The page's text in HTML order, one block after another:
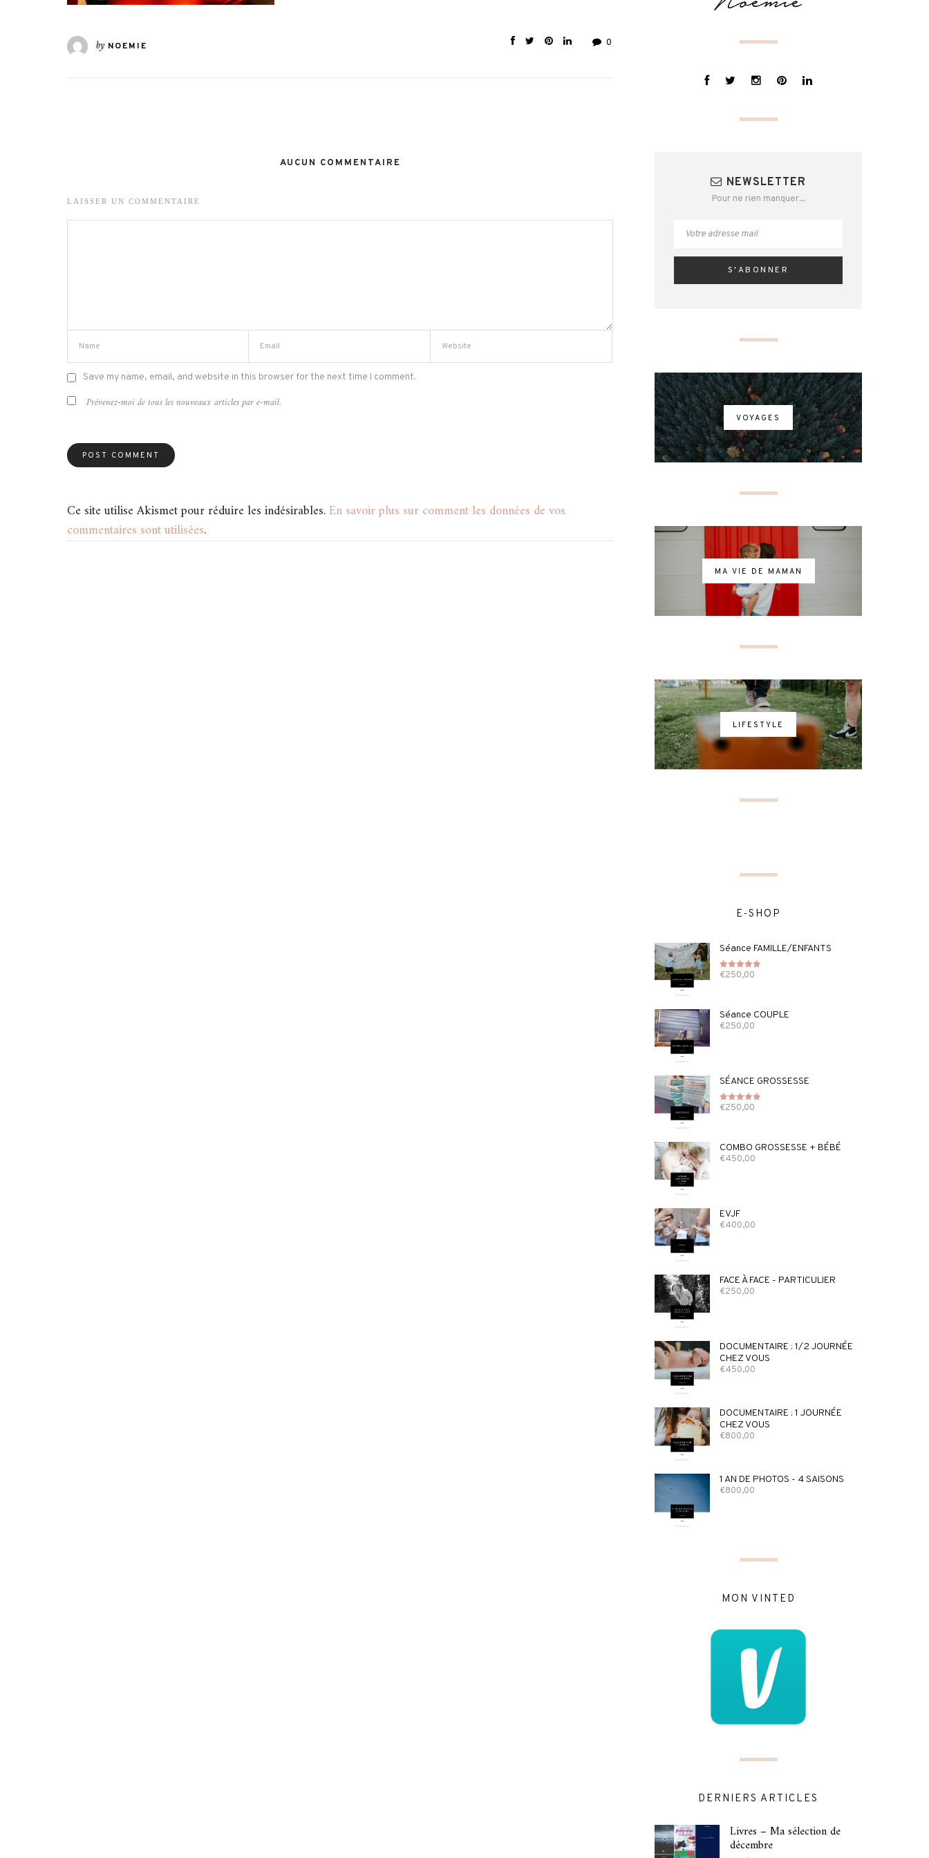
by NOEMIE 0
AUCUN COMMENTAIRE
LAISSER UN COMMENTAIRE
Save my name, email, and website in this browser for the next time I comment.
Prévenez-moi de tous les nouveaux articles par e-mail.
Ce site utilise Akismet pour réduire les indésirables.En savoir plus sur comment les données de vos
commentaires sont utilisées.
NEWSLETTER
Pour ne rien manquer...
VOYAGES
MA VIE DE MAMAN
LIFESTYLE
E-SHOP
Séance FAMILLE/ENFANTS
Note5.00
€250,00
Séance COUPLE
€250,00
SÉANCE GROSSESSE
Note5.00
€250,00
COMBO GROSSESSE + BÉBÉ
€450,00
EVJF
€400,00
FACE À FACE - PARTICULIER
€250,00
DOCUMENTAIRE : 1/2 JOURNÉE
CHEZ VOUS
€450,00
DOCUMENTAIRE : 1 JOURNÉE
CHEZ VOUS
€800,00
1 AN DE PHOTOS - 4 SAISONS
€800,00
MON VINTED
DERNIERS ARTICLES
Livres – Ma sélection de
décembre